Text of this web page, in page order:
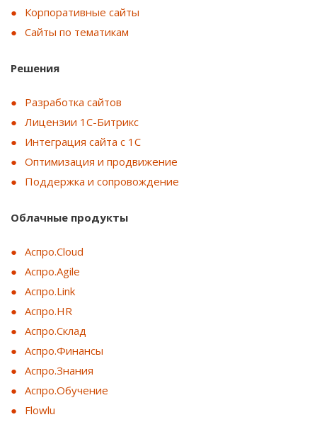
Корпоративные сайты
Сайты по тематикам
Решения
Разработка сайтов
Лицензии 1С-Битрикс
Интеграция сайта с 1С
Оптимизация и продвижение
Поддержка и сопровождение
Облачные продукты
Аспро.Cloud
Аспро.Agile
Аспро.Link
Аспро.HR
Аспро.Склад
Аспро.Финансы
Аспро.Знания
Аспро.Обучение
Flowlu